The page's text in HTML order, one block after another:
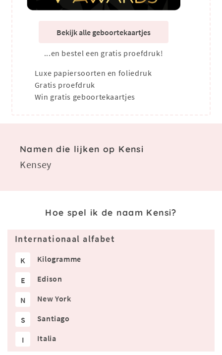
Bekijk alle geboortekaartjes
...en bestel een gratis proefdruk!
Luxe papiersoorten en foliedruk
Gratis proefdruk
Win gratis geboortekaartjes
Namen die lijken op Kensi
Kensey
Hoe spel ik de naam Kensi?
Internationaal alfabet
K Kilogramme
E Edison
N New York
S Santiago
I Italia